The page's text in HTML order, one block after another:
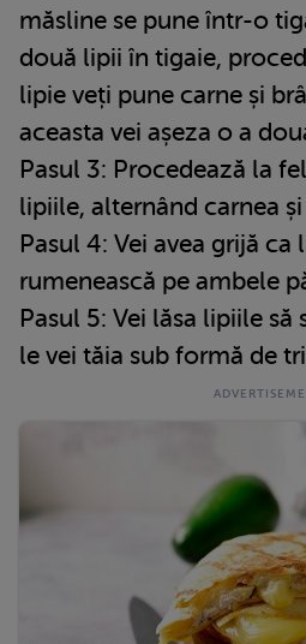
măsline se pune într-o
două lipii în tigaie,
lipie veți pune carne și
aceasta vei așeza o a
Pasul 3: Procedează la
lipiile, alternând carnea
Pasul 4: Vei avea grijă ca
rumenească pe ambele
Pasul 5: Vei lăsa lipiile să
le vei tăia sub formă de